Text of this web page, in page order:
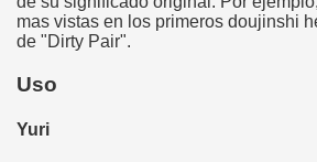
mas vistas en los primeros doujinshi
de "Dirty Pair".
Uso
Yuri